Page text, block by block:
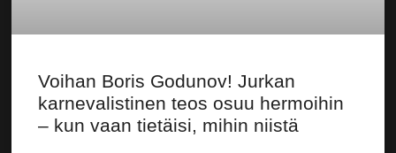
Voihan Boris Godunov! Jurkan
karnevalistinen teos osuu hermoihin
– kun vaan tietäisi, mihin niistä